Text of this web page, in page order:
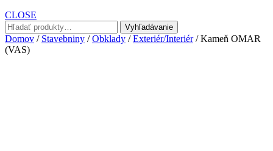
CLOSE
Hľadať:
Vyhľadávanie
Domov / Stavebniny /Obklady /Exteriér/Interiér/ Kameň OMAR
(VAS)